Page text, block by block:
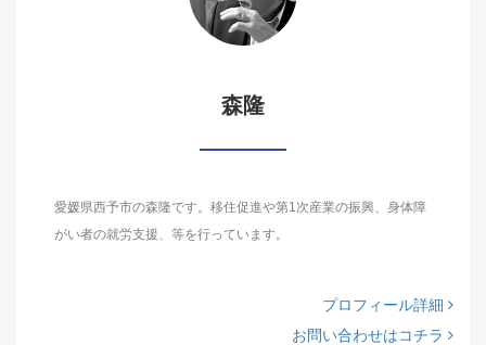
森隆
愛媛県西予市の森隆です。移住促進や第1次産業の振興、身体障
がい者の就労支援、等を行っています。
プロフィール詳細
お問い合わせはコチラ